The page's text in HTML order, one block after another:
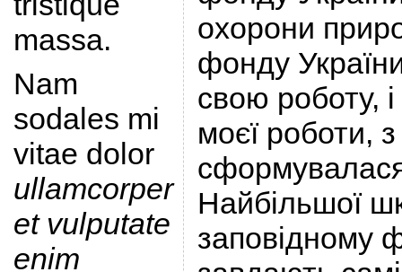
massa.
Nam
sodales mi
vitae dolor
ullamcorper
et vulputate
enim
охорони
фонду
свою роботу,
моєї роботи,
Найбільшої
заповідному